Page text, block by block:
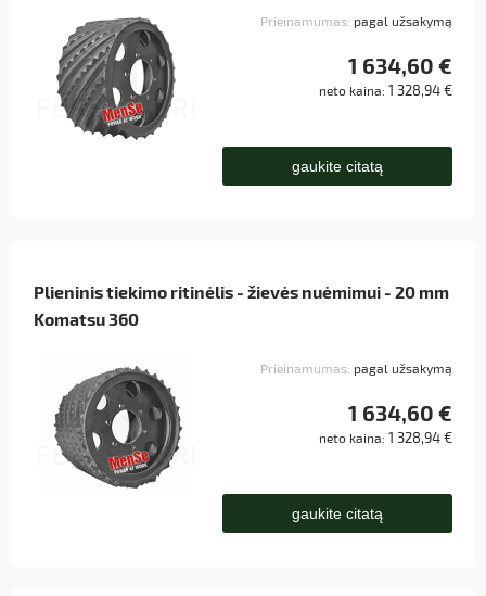
Prieinamumas: pagal užsakymą
1 634,60 €
neto kaina: 1 328,94 €
gaukite citatą
Plieninis tiekimo ritinėlis - žievės nuėmimui - 20 mm
Komatsu 360
Prieinamumas: pagal užsakymą
1 634,60 €
neto kaina: 1 328,94 €
gaukite citatą